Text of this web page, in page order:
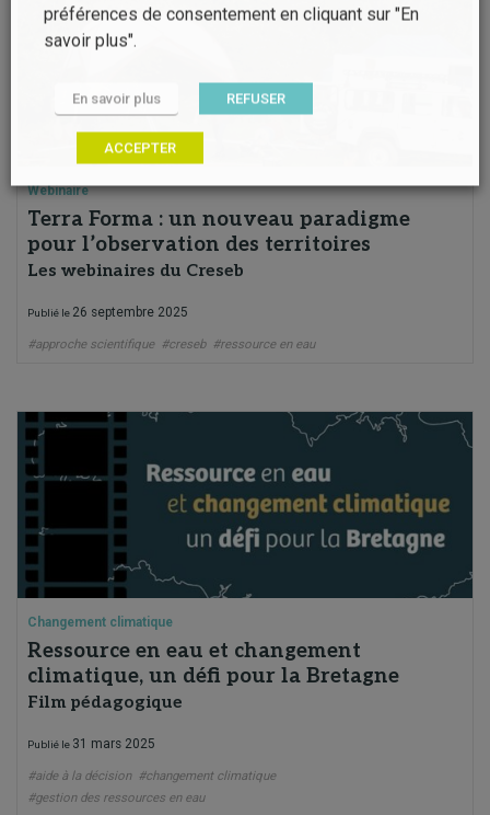
Webinaire
Terra Forma : un nouveau paradigme
pour l’observation des territoires
Les webinaires du Creseb
Publié le 26 septembre 2025
#approche scientifique #creseb #ressource en eau
Changement climatique
Ressource en eau et changement
climatique, un défi pour la Bretagne
Film pédagogique
Publié le 31 mars 2025
#aide à la décision
#changement climatique
#gestion des ressources en eau
préférences de consentement en cliquant sur "En
savoir plus".
En savoir plus REFUSER
ACCEPTER